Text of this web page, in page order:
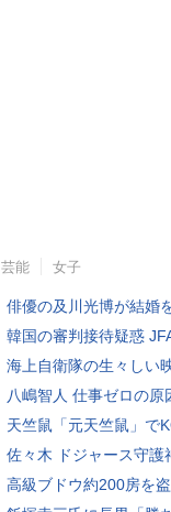
芸能 女子
俳優の及川光博が結婚
韓国の審判接待疑惑
海上自衛隊の生々しい
八嶋智人 仕事ゼロの原
天竺鼠「元天竺鼠」で
佐々木 ドジャース守護
高級ブドウ約200房を